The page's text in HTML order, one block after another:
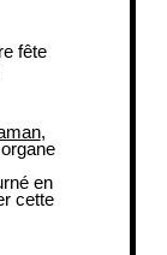
fête
,
en
cette